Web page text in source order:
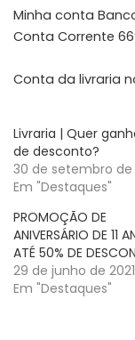
Minha conta
Conta Corrente
Conta da livraria
Livraria | Quer
de desconto?
30 de setembro de
Em "Destaques"
PROMOÇÃO DE
ANIVERSÁRIO DE 11
ATÉ 50% DE
29 de junho de 2021
Em "Destaques"